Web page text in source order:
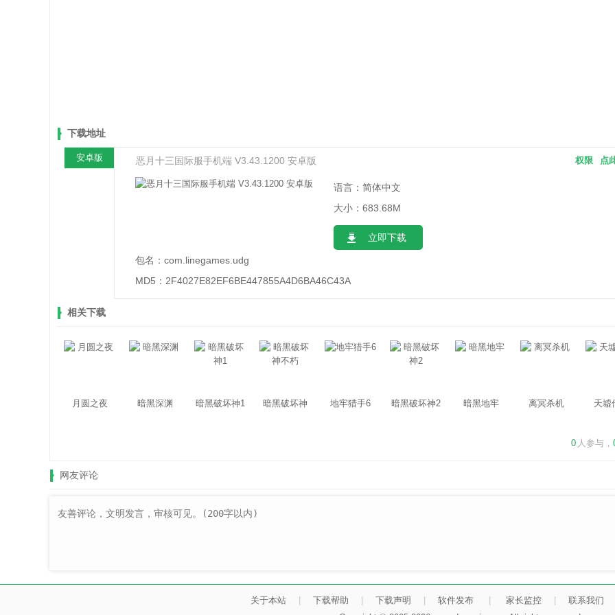
下载地址
安卓版 恶月十三国际服手机端 V3.43.1200 安卓版 点
权限
语言：简体中文
大小：683.68M
立即下载
包名： com.linegames.udg
MD5： 2F4027E82EF6BE447855A4D6BA46C43A
相关下载
月圆之夜 暗黑深渊 暗黑破坏神1
暗黑破坏神
地牢猎手6 暗黑破坏神2 暗黑地牢 离冥杀机 天墟
0 人参与，
网友评论
关于本站 下载帮助 下载声明 软件发布 家长监控
联系我们